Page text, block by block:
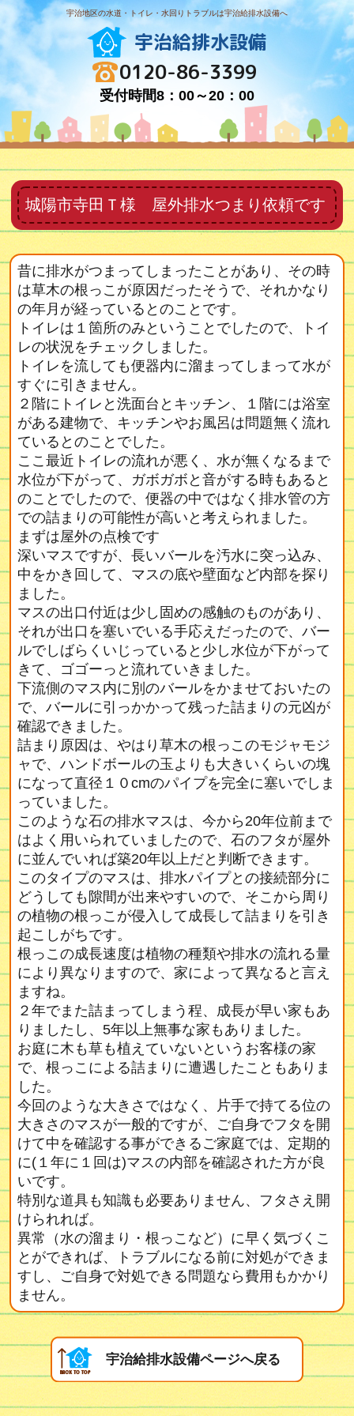
宇治地区の水道・トイレ・水回りトラブルは宇治給排水設備へ
宇治給排水設備
0120-86-3399
受付時間8：00～20：00
城陽市寺田Ｔ様 屋外排水つまり依頼です
昔に排水がつまってしまったことがあり、その時
は草木の根っこが原因だったそうで、それかなり
の年月が経っているとのことです。
トイレは１箇所のみということでしたので、トイ
レの状況をチェックしました。
トイレを流しても便器内に溜まってしまって水が
すぐに引きません。
２階にトイレと洗面台とキッチン、１階には浴室
がある建物で、キッチンやお風呂は問題無く流れ
ているとのことでした。
ここ最近トイレの流れが悪く、水が無くなるまで
水位が下がって、ガボガボと音がする時もあると
のことでしたので、便器の中ではなく排水管の方
での詰まりの可能性が高いと考えられました。
まずは屋外の点検です
深いマスですが、長いバールを汚水に突っ込み、
中をかき回して、マスの底や壁面など内部を探り
ました。
マスの出口付近は少し固めの感触のものがあり、
それが出口を塞いでいる手応えだったので、バー
ルでしばらくいじっていると少し水位が下がって
きて、ゴゴーっと流れていきました。
下流側のマス内に別のバールをかませておいたの
で、バールに引っかかって残った詰まりの元凶が
確認できました。
詰まり原因は、やはり草木の根っこのモジャモジ
ャで、ハンドボールの玉よりも大きいくらいの塊
になって直径１０cmのパイプを完全に塞いでしま
っていました。
このような石の排水マスは、今から20年位前まで
はよく用いられていましたので、石のフタが屋外
に並んでいれば築20年以上だと判断できます。
このタイプのマスは、排水パイプとの接続部分に
どうしても隙間が出来やすいので、そこから周り
の植物の根っこが侵入して成長して詰まりを引き
起こしがちです。
根っこの成長速度は植物の種類や排水の流れる量
により異なりますので、家によって異なると言え
ますね。
２年でまた詰まってしまう程、成長が早い家もあ
りましたし、5年以上無事な家もありました。
お庭に木も草も植えていないというお客様の家
で、根っこによる詰まりに遭遇したこともありま
した。
今回のような大きさではなく、片手で持てる位の
大きさのマスが一般的ですが、ご自身でフタを開
けて中を確認する事ができるご家庭では、定期的
に(１年に１回は)マスの内部を確認された方が良
いです。
特別な道具も知識も必要ありません、フタさえ開
けられれば。
異常（水の溜まり・根っこなど）に早く気づくこ
とができれば、トラブルになる前に対処ができま
すし、ご自身で対処できる問題なら費用もかかり
ません。
宇治給排水設備ページへ戻る